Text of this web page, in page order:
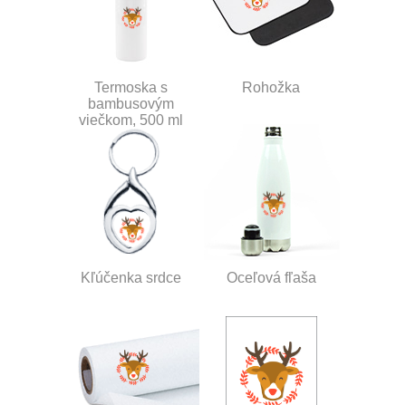
Termoska s
bambusovým
viečkom, 500 ml
Rohožka
Kľúčenka srdce Oceľová fľaša